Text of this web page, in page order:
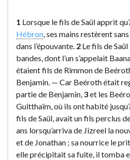
1 Lorsque le fils de Saül apprit
Hébron, ses mains restèrent
dans l’épouvante. 2 Le fils de
bandes, dont l’un s’appelait
étaient fils de Rimmon de
Benjamin. — Car Beéroth était
partie de Benjamin, 3et les
Guitthaïm, où ils ont habité
fils de Saül, avait un fils perclus
ans lorsqu’arriva de Jizreel la
et de Jonathan ; sa nourrice le
elle précipitait sa fuite, il tomba